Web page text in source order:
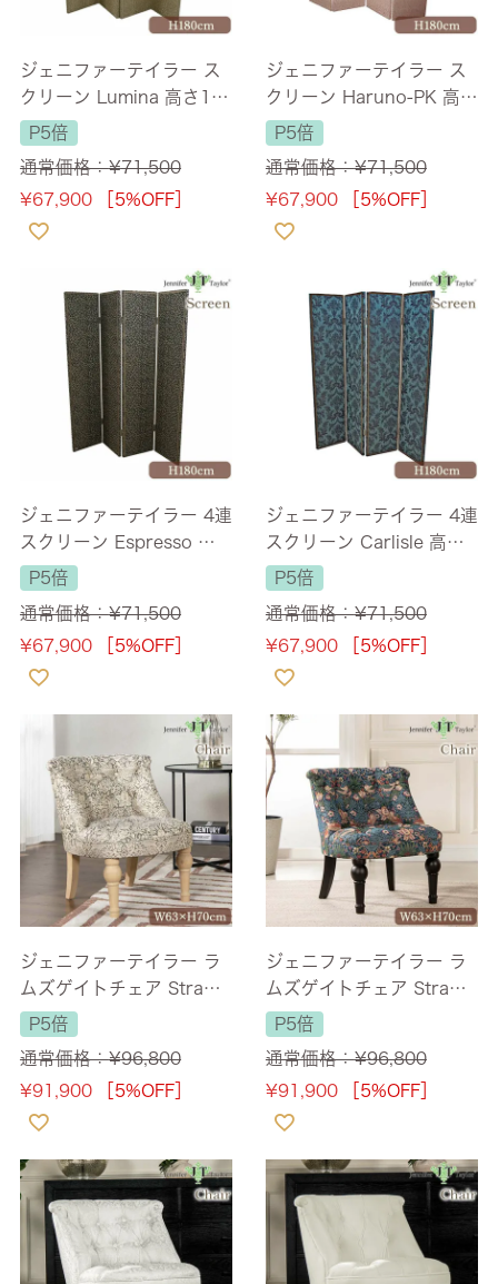
ジェニファーテイラー ス
クリーン Lumina 高さ18
0cm 幅最大160cm 【送
料無料】
P5倍
通常価格：¥71,500
¥67,900 ［5%OFF］
ジェニファーテイラー ス
クリーン Haruno-PK 高さ
180cm 幅最大160cm
【送料無料】
P5倍
通常価格：¥71,500
¥67,900 ［5%OFF］
ジェニファーテイラー 4連
スクリーン Espresso 高
さ180cm 幅最大160cm
【送料無料】
P5倍
通常価格：¥71,500
¥67,900 ［5%OFF］
ジェニファーテイラー 4連
スクリーン Carlisle 高さ1
80cm 幅最大160cm 【送
料無料】
P5倍
通常価格：¥71,500
¥67,900 ［5%OFF］
ジェニファーテイラー ラ
ムズゲイトチェア Strawb
erry Thief-GR 1人掛け 幅
63cm 【送料無料】
P5倍
通常価格：¥96,800
¥91,900 ［5%OFF］
ジェニファーテイラー ラ
ムズゲイトチェア Strawb
erry Thief 幅63cm 1人掛
け 【送料無料】
P5倍
通常価格：¥96,800
¥91,900 ［5%OFF］